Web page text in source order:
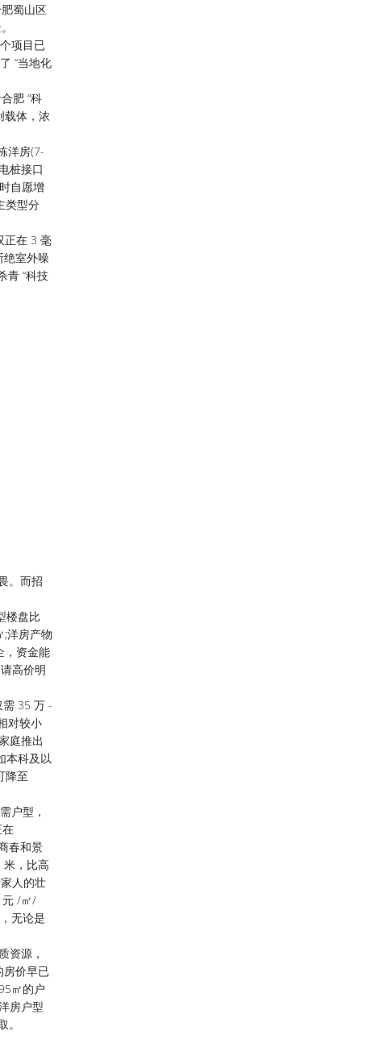
蜀山区
项目已
“当地化
肥 “科
载体，浓
洋房(7-
桩接口
自愿增
类型分
正在 3 毫
绝室外噪
青 “科技
。而招
楼盘比
洋房产物
，资金能
高价明
35 万 -
对较小
庭推出
本科及以
降至
户型，
在
春和景
米，比高
人的壮
元 /㎡/
无论是
资源，
价早已
㎡的户
房户型